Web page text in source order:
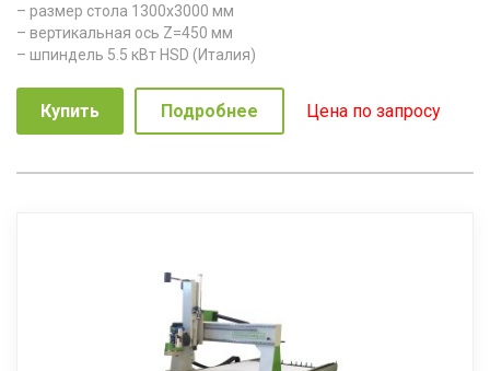
– размер стола 1300х3000 мм
– вертикальная ось Z=450 мм
– шпиндель 5.5 кВт HSD (Италия)
Купить Подробнее Цена по запросу